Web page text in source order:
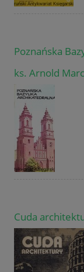
Poznańska
ks. Arnold
Cuda